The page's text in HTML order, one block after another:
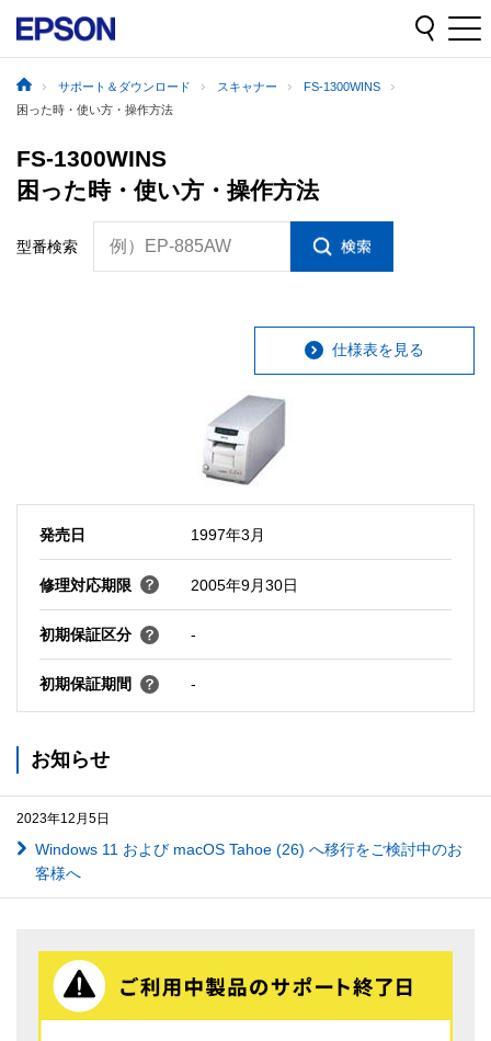
サポート＆ダウンロード スキャナー
FS-1300WINS
困った時・使い方・操作方法
FS-1300WINS
困った時・使い方・操作方法
型番検索 例）EP-885AW
仕様表を見る
発売日 1997年3月
修理対応期限 2005年9月30日
初期保証区分 -
初期保証期間 -
お知らせ
2023年12月5日
Windows 11 および macOS Tahoe (26) へ移行をご検討中のお
客様へ